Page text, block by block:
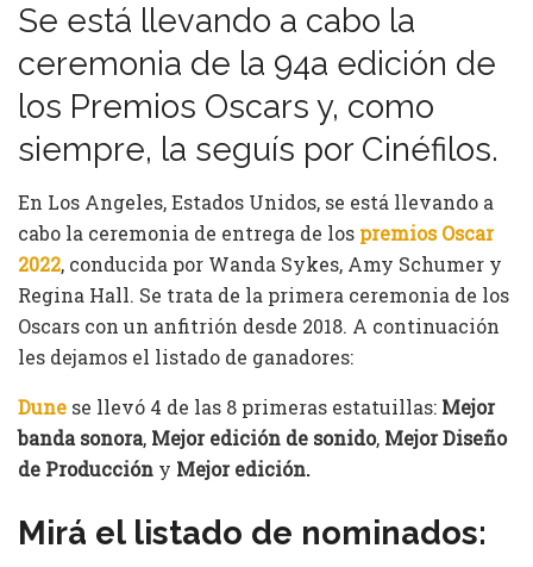
Se está llevando a cabo la
ceremonia de la 94a edición de
los Premios Oscars y, como
siempre, la seguís por Cinéfilos.
En Los Angeles, Estados Unidos, se está llevando a
cabo la ceremonia de entrega de los premios Oscar
2022, conducida por Wanda Sykes, Amy Schumer y
Regina Hall. Se trata de la primera ceremonia de los
Oscars con un anfitrión desde 2018. A continuación
les dejamos el listado de ganadores:
Dune se llevó 4 de las 8 primeras estatuillas: Mejor
banda sonora, Mejor edición de sonido, Mejor Diseño
de Producción y Mejor edición.
Mirá el listado de nominados: